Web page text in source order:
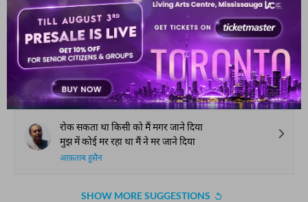
नजीब अहमद
मंज़िलों से बेगाना आज भी सफ़र मेरा
रात बे-सहर मेरी दर्द बे-असर मेरा
ग़ुलाम रब्बानी ताबाँ
रोक सकता था किसी को मैं मगर जाने दिया
मुझ में कोई मर रहा था मैं ने मर जाने दिया
आफ़ताब हुसैन
SHOW MORE SUGGESTIONS